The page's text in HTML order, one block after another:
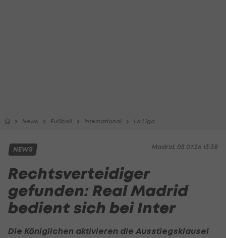
News Fußball International La Liga
Madrid, 05.07.26 13:38
NEWS
Rechtsverteidiger
gefunden: Real Madrid
bedient sich bei Inter
Die Königlichen aktivieren die Ausstiegsklausel